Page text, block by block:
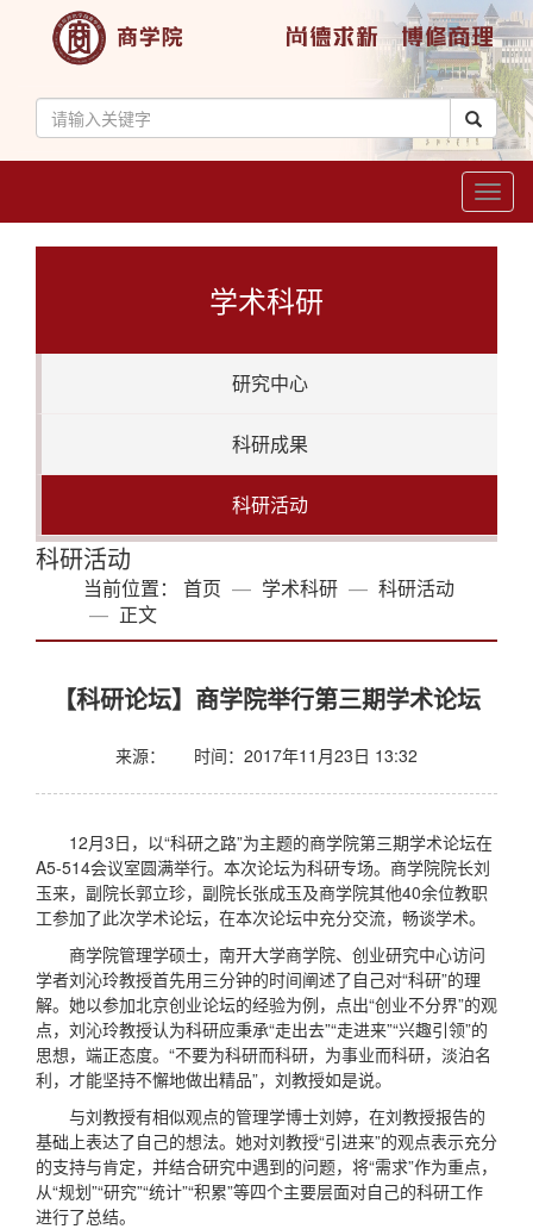
学术科研
研究中心
科研成果
科研活动
科研活动
当前位置： 首页 学术科研
科研活动
正文
【科研论坛】商学院举行第三期学术论坛
来源： 时间：2017年11月23日 13:32
12月3日，以“科研之路”为主题的商学院第三期学术论坛在
A5-514会议室圆满举行。本次论坛为科研专场。商学院院长刘
玉来，副院长郭立珍，副院长张成玉及商学院其他40余位教职
工参加了此次学术论坛，在本次论坛中充分交流，畅谈学术。
商学院管理学硕士，南开大学商学院、创业研究中心访问
学者刘沁玲教授首先用三分钟的时间阐述了自己对“科研”的理
解。她以参加北京创业论坛的经验为例，点出“创业不分界”的观
点，刘沁玲教授认为科研应秉承“走出去”“走进来”“兴趣引领”的
思想，端正态度。“不要为科研而科研，为事业而科研，淡泊名
利，才能坚持不懈地做出精品”，刘教授如是说。
与刘教授有相似观点的管理学博士刘婷，在刘教授报告的
基础上表达了自己的想法。她对刘教授“引进来”的观点表示充分
的支持与肯定，并结合研究中遇到的问题，将“需求”作为重点，
从“规划”“研究”“统计”“积累”等四个主要层面对自己的科研工作
进行了总结。